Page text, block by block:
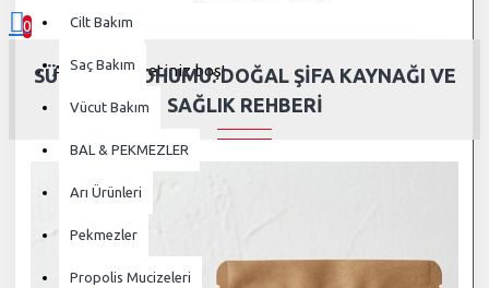
0
Alışveriş sepetiniz boş!
Cilt Bakım
Saç Bakım
Vücut Bakım
BAL & PEKMEZLER
Arı Ürünleri
Pekmezler
Propolis Mucizeleri
SÜPÜRGE TOHUMU: DOĞAL ŞIFA KAYNAĞI VE
SAĞLIK REHBERI